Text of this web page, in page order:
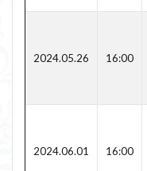
2024.05.26 16:00
2024.06.01 16:00